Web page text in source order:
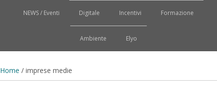
NEWS / Eventi Digitale Incentivi Formazione
Ambiente Elyo
Home / imprese medie